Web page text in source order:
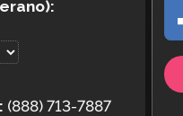
(888) 713-7887